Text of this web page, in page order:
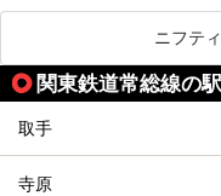
紅葉シーズ
楽しんでも
ービスやイ
※2024年の
ニフテ
関東鉄道常総線の
取手
寺原